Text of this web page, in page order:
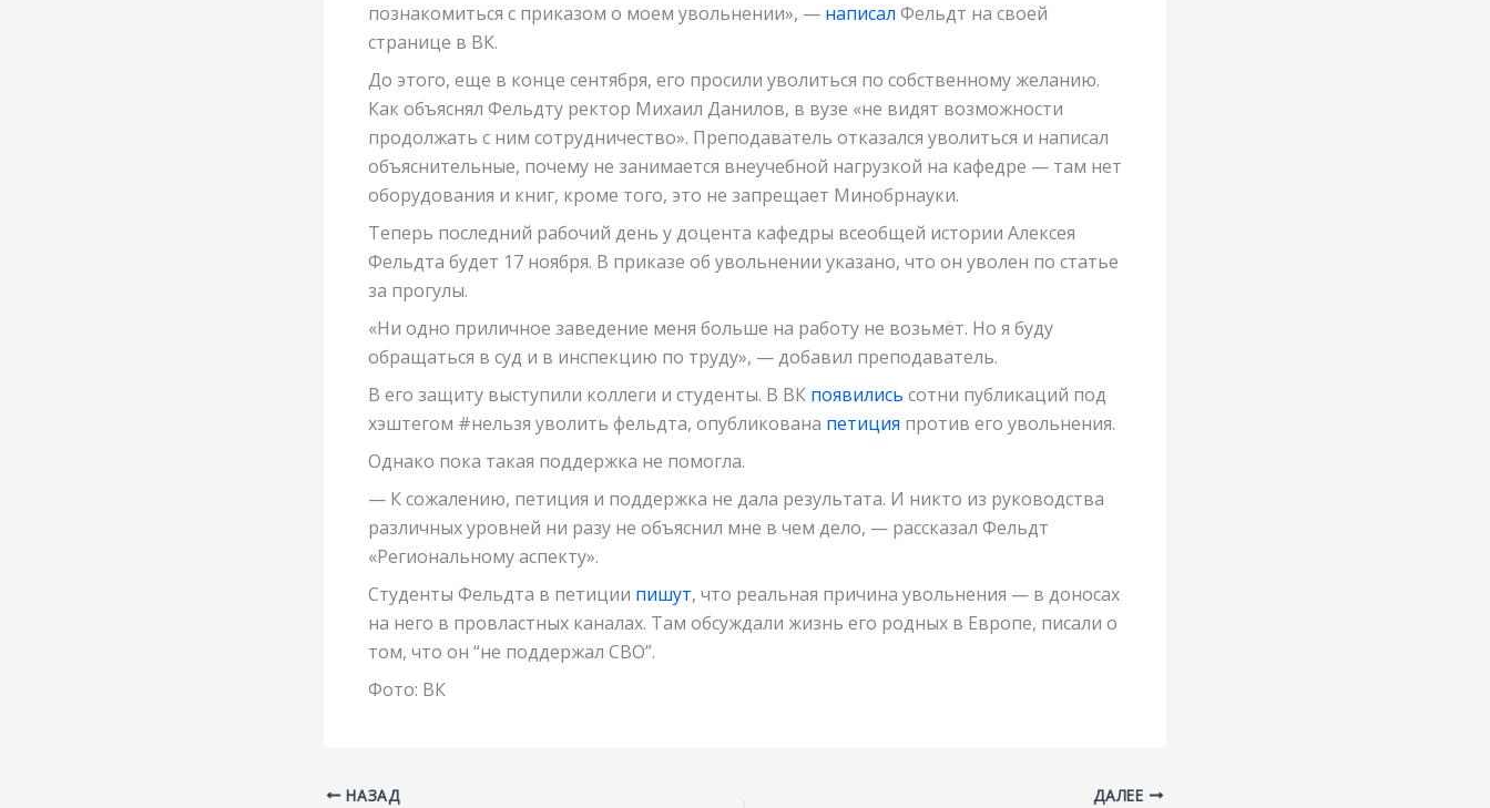
познакомиться с приказом о моем увольнении», — написал Фельдт на своей
странице в ВК.
До этого, еще в конце сентября, его просили уволиться по собственному желанию.
Как объяснял Фельдту ректор Михаил Данилов, в вузе «не видят возможности
продолжать с ним сотрудничество». Преподаватель отказался уволиться и написал
объяснительные, почему не занимается внеучебной нагрузкой на кафедре — там нет
оборудования и книг, кроме того, это не запрещает Минобрнауки.
Теперь последний рабочий день у доцента кафедры всеобщей истории Алексея
Фельдта будет 17 ноября. В приказе об увольнении указано, что он уволен по статье
за прогулы.
«Ни одно приличное заведение меня больше на работу не возьмёт. Но я буду
обращаться в суд и в инспекцию по труду», — добавил преподаватель.
В его защиту выступили коллеги и студенты. В ВК появились сотни публикаций под
хэштегом #нельзя уволить фельдта, опубликована петиция против его увольнения.
Однако пока такая поддержка не помогла.
— К сожалению, петиция и поддержка не дала результата. И никто из руководства
различных уровней ни разу не объяснил мне в чем дело, — рассказал Фельдт
«Региональному аспекту».
Студенты Фельдта в петиции пишут, что реальная причина увольнения — в доносах
на него в провластных каналах. Там обсуждали жизнь его родных в Европе, писали о
том, что он “не поддержал СВО”.
Фото: ВК
НАЗАД ДАЛЕЕ